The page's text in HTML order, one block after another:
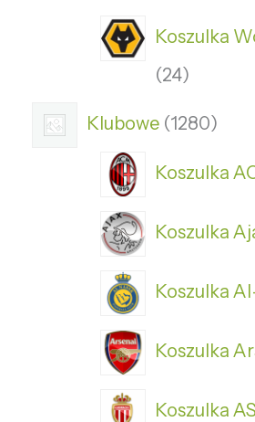
Koszulka
24
Klubowe 1280
Koszulka
Koszulka
Koszulka
Koszulka
Koszulka